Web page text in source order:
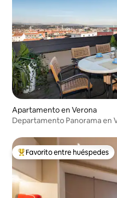
Apartamento en Verona
Departamento Panorama en
Favorito entre huéspedes
Favorito entre huéspedes